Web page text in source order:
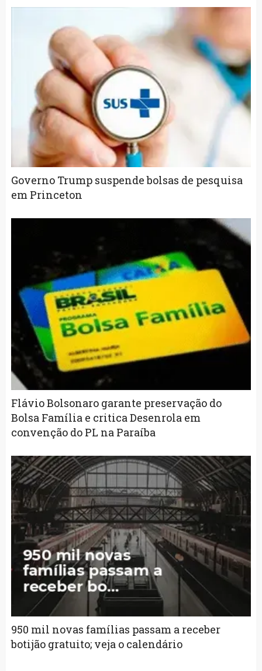
Governo Trump suspende bolsas de pesquisa
em Princeton
Flávio Bolsonaro garante preservação do
Bolsa Família e critica Desenrola em
convenção do PL na Paraíba
950 mil novas famílias passam a receber
botijão gratuito; veja o calendário